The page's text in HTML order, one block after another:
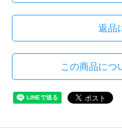
返品
この商品につ